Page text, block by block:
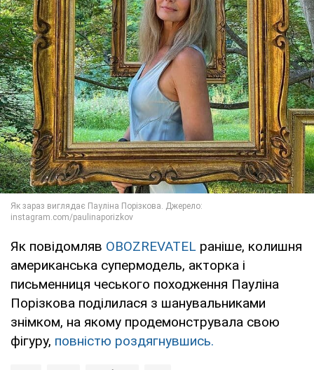
Як повідомляв OBOZREVATEL раніше, колишня
американська супермодель, акторка і
письменниця чеського походження Пауліна
Порізкова поділилася з шанувальниками
знімком, на якому продемонструвала свою
фігуру, повністю роздягнувшись.